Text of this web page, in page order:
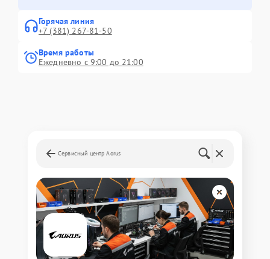
Горячая линия
+7 (381) 267-81-50
Время работы
Ежедневно с 9:00 до 21:00
Сервисный центр Aorus